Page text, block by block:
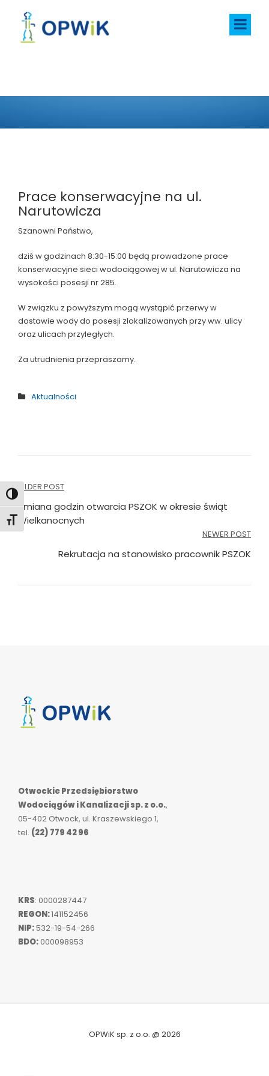
Toggle High Contrast
Toggle Font size
Prace konserwacyjne na ul.
Narutowicza
Szanowni Państwo,
dziś w godzinach 8:30-15:00 będą prowadzone prace
konserwacyjne sieci wodociągowej w ul. Narutowicza na
wysokości posesji nr 285.
W związku z powyższym mogą wystąpić przerwy w
dostawie wody do posesji zlokalizowanych przy ww. ulicy
oraz ulicach przyległych.
Za utrudnienia przepraszamy.
Aktualności
Nawigacja
wpisu
OLDER POST
Zmiana godzin otwarcia PSZOK w okresie świąt
Wielkanocnych
NEWER POST
Rekrutacja na stanowisko pracownik PSZOK
Otwockie Przedsiębiorstwo
Wodociągów i Kanalizacji sp. z o.o.,
05-402 Otwock, ul. Kraszewskiego 1,
tel. (22) 779 42 96
KRS: 0000287447
REGON:141152456
NIP:532-19-54-266
BDO:000098953
OPWiK sp. z o.o. @ 2026